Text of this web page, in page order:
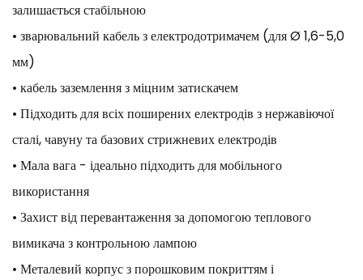
залишається стабільною
• зварювальний кабель з електродотримачем (для Ø 1,6-5,0
мм)
• кабель заземлення з міцним затискачем
• Підходить для всіх поширених електродів з нержавіючої
сталі, чавуну та базових стрижневих електродів
• Мала вага - ідеально підходить для мобільного
використання
• Захист від перевантаження за допомогою теплового
вимикача з контрольною лампою
• Металевий корпус з порошковим покриттям і